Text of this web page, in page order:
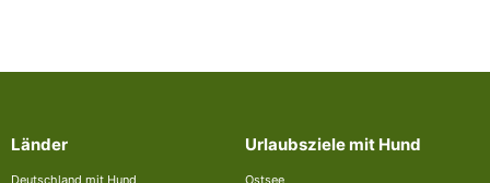
Länder
Deutschland mit Hund
Urlaubsziele mit Hund
Ostsee